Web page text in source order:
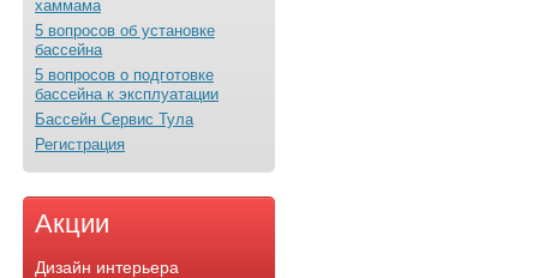
хаммама
5 вопросов об установке
бассейна
5 вопросов о подготовке
бассейна к эксплуатации
Бассейн Сервис Тула
Регистрация
Акции
Дизайн интерьера